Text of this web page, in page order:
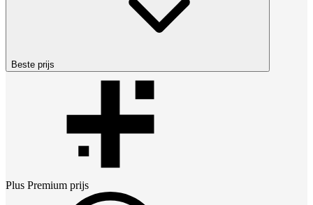
Beste prijs
Plus Premium prijs